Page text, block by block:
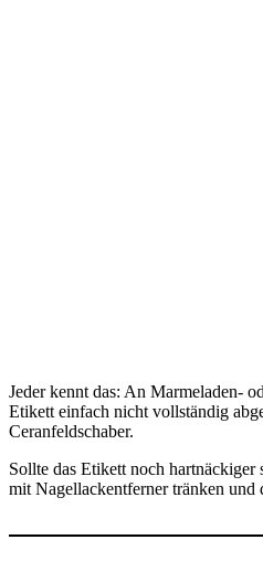
Jeder kennt das: An Marmeladen-
Etikett einfach nicht vollständig
Ceranfeldschaber.
Sollte das Etikett noch hartnäckiger
mit Nagellackentferner tränken und